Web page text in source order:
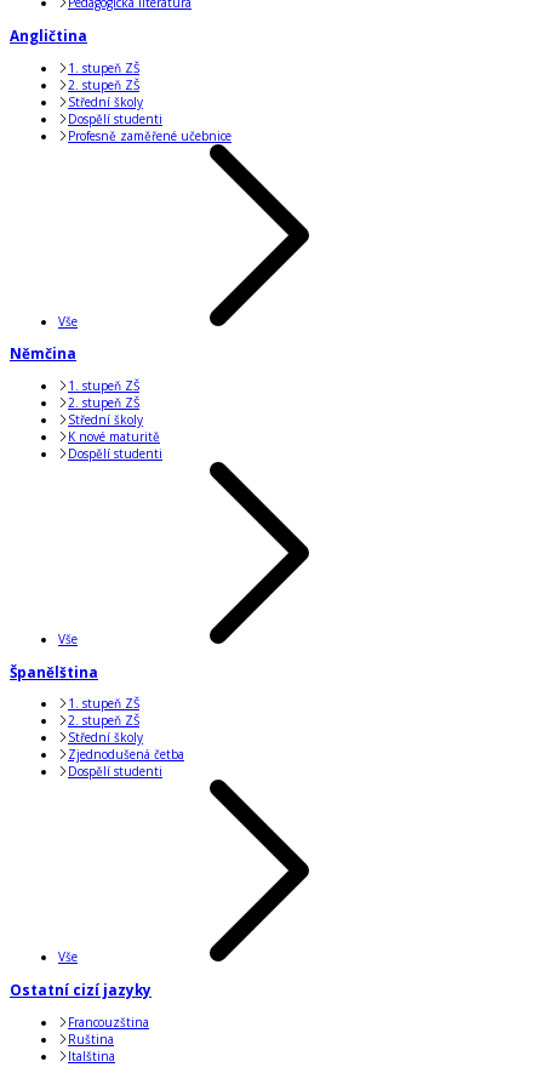
Angličtina
1. stupeň ZŠ
2. stupeň ZŠ
Střední školy
Dospělí studenti
Profesně zaměřené učebnice
Vše
Němčina
1. stupeň ZŠ
2. stupeň ZŠ
Střední školy
K nové maturitě
Dospělí studenti
Vše
Španělština
1. stupeň ZŠ
2. stupeň ZŠ
Střední školy
Zjednodušená četba
Dospělí studenti
Vše
Ostatní cizí jazyky
Francouzština
Ruština
Italština